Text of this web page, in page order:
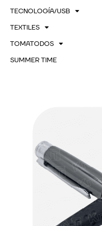
TECNOLOGÍA/USB
TEXTILES
TOMATODOS
SUMMER TIME